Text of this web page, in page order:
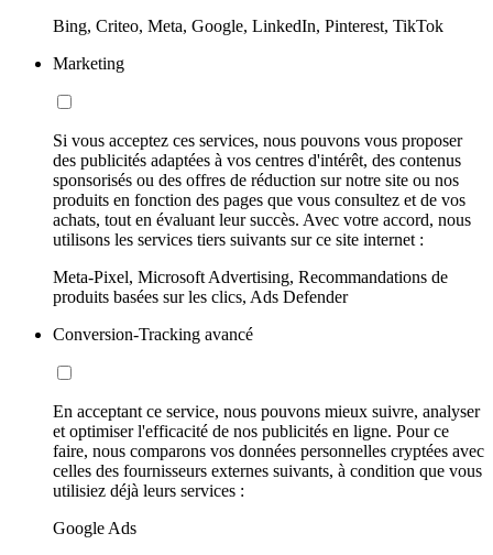
Bing, Criteo, Meta, Google, LinkedIn, Pinterest, TikTok
Marketing
Si vous acceptez ces services, nous pouvons vous proposer
des publicités adaptées à vos centres d'intérêt, des contenus
sponsorisés ou des offres de réduction sur notre site ou nos
produits en fonction des pages que vous consultez et de vos
achats, tout en évaluant leur succès. Avec votre accord, nous
utilisons les services tiers suivants sur ce site internet :
Meta-Pixel, Microsoft Advertising, Recommandations de
produits basées sur les clics, Ads Defender
Conversion-Tracking avancé
En acceptant ce service, nous pouvons mieux suivre, analyser
et optimiser l'efficacité de nos publicités en ligne. Pour ce
faire, nous comparons vos données personnelles cryptées avec
celles des fournisseurs externes suivants, à condition que vous
utilisiez déjà leurs services :
Google Ads